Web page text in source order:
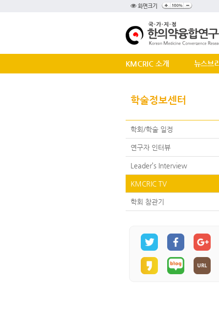
화면크기
KMCRIC 소개 뉴스브
학술정보센터
학회/학술 일정
연구자 인터뷰
Leader’s Interview
KMCRIC TV
학회 참관기